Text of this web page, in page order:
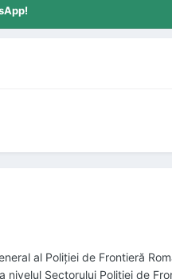
al Poliţiei de Frontieră
Sectorului Poliţiei de